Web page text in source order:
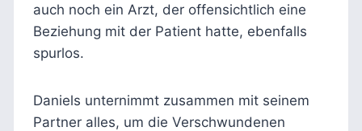
auch noch ein Arzt, der offensichtlich eine
Beziehung mit der Patient hatte, ebenfalls
spurlos.
Daniels unternimmt zusammen mit seinem
Partner alles, um die Verschwundenen